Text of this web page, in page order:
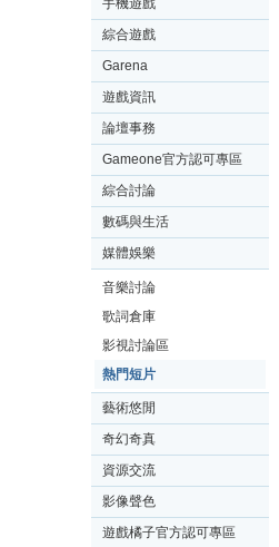
手機遊戲
綜合遊戲
Garena
遊戲資訊
論壇事務
Gameone官方認可專區
綜合討論
數碼與生活
媒體娛樂
音樂討論
歌詞倉庫
影視討論區
熱門短片
藝術悠閒
奇幻奇真
資源交流
影像聲色
遊戲橘子官方認可專區